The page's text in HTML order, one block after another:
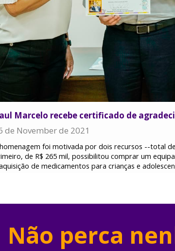
Marcelo recebe certificado de
de November de 2021
foi motivada por dois recursos --total
de R$ 265 mil, possibilitou comprar um
de medicamentos para crianças e
Não perca